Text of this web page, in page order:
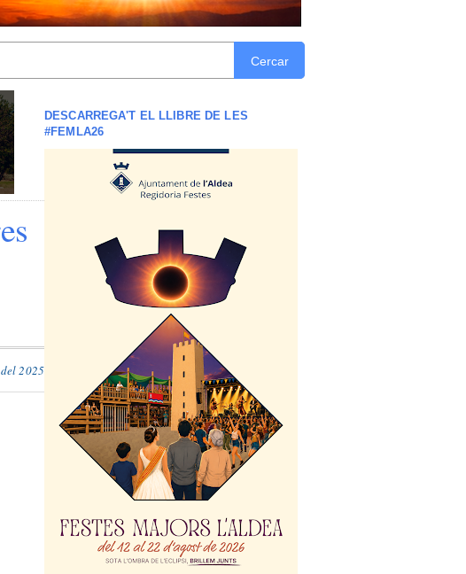
Cercar
2025
DESCARREGA'T EL LLIBRE DE LES
#FEMLA26